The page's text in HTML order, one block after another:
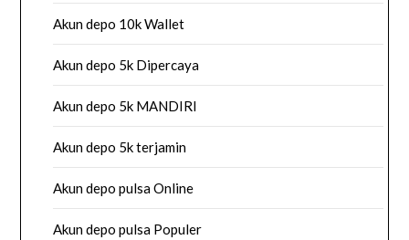
Akun depo 10k Wallet
Akun depo 5k Dipercaya
Akun depo 5k MANDIRI
Akun depo 5k terjamin
Akun depo pulsa Online
Akun depo pulsa Populer